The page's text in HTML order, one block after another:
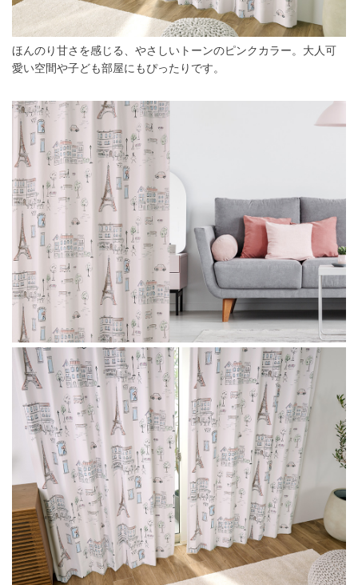
ほんのり甘さを感じる、やさしいトーンのピンクカラー。大人可
愛い空間や子ども部屋にもぴったりです。